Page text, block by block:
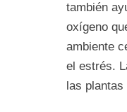
también
oxígeno
ambiente
el estrés.
las